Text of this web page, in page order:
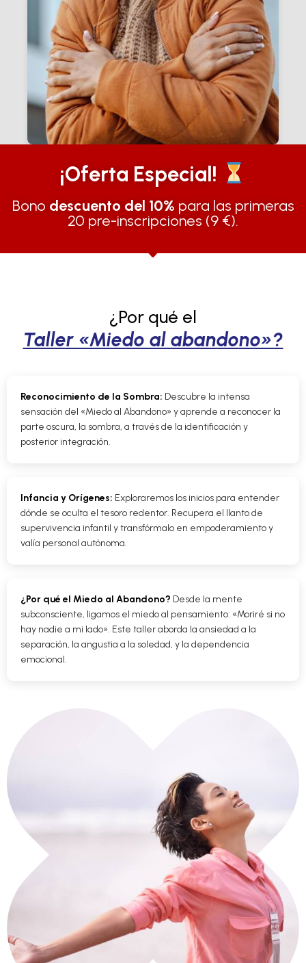
¡Oferta Especial!
Bono descuento del 10% para las primeras
20 pre-inscripciones (9 €).
¿Por qué el
Taller «Miedo al abandono»?
Reconocimiento de la Sombra: Descubre la intensa
sensación del «Miedo al Abandono» y aprende a reconocer la
parte oscura, la sombra, a través de la identificación y
posterior integración.
Infancia y Orígenes: Exploraremos los inicios para entender
dónde se oculta el tesoro redentor. Recupera el llanto de
supervivencia infantil y transfórmalo en empoderamiento y
valía personal autónoma.
¿Por qué el Miedo al Abandono? Desde la mente
subconsciente, ligamos el miedo al pensamiento: «Moriré si no
hay nadie a mi lado». Este taller aborda la ansiedad a la
separación, la angustia a la soledad, y la dependencia
emocional.